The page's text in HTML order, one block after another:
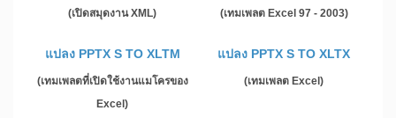
(เปิดสมุดงาน XML) (เทมเพลต Excel 97 - 2003)
แปลง PPTX S TO XLTM
(เทมเพลตที่เปิดใช้งานแมโครของ
Excel)
แปลง PPTX S TO XLTX
(เทมเพลต Excel)